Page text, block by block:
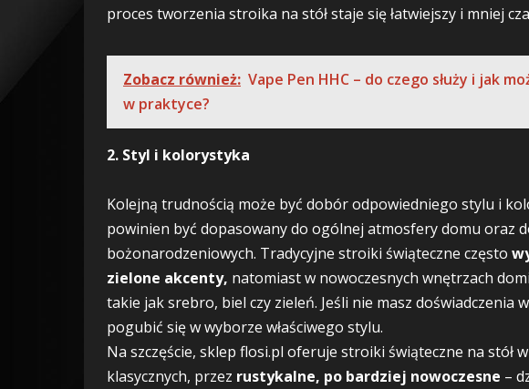
proces tworzenia stroika na stół staje się łatwiejszy i mniej
Zobacz również: Vape Pen HHC – do czego służy i jak
w praktyce?
2. Styl i kolorystyka
Kolejną trudnością może być dobór odpowiedniego stylu i
powinien być dopasowany do ogólnej atmosfery domu oraz
bożonarodzeniowych. Tradycyjne stroiki świąteczne często
zielone akcenty, natomiast w nowoczesnych wnętrzach
takie jak srebro, biel czy zieleń. Jeśli nie masz doświadczenia
pogubić się w wyborze właściwego stylu.
Na szczęście, sklep flosi.pl oferuje stroiki świąteczne na stół
klasycznych, przez rustykalne, po bardziej nowoczesne –